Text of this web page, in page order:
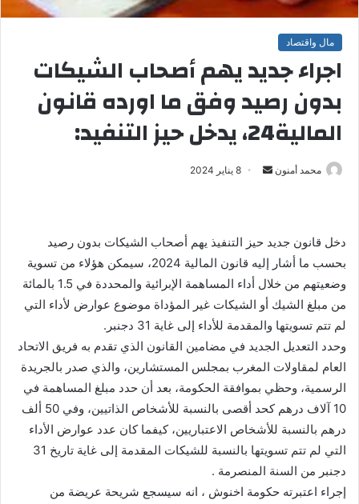
مال واقتصاد
اجراء جديد يهم أصحاب الشيكات
بدون رصيد وفق ما اورده قانون
المالية24، يدخل حيز التنفيد:
محمد أمنون
ب
ر
ي
د
ا
إ
ن
ي
ا
8 يناير 2024
دخل قانون جديد حيز التنفيذ يهم أصحاب الشيكات بدون رصيد
بحسب ما أشار إليه قانون المالية 2024، سيمكن هؤلاء من تسوية
وضعيتهم من خلال أداء المساهمة الإبرائية والمحددة في 1.5 بالمائة
من مبلغ الشيك أو الشيكات غير المؤداة موضوع عوارض لأداء التي
لم تتم تسويتها والمقدمة للأداء إلى غاية 31 دجنبر.
وحدد التعديل الجديد في مضامين القانون الذي تقدم به فريق الاتحاد
العام لمقاولات المغرب بمجلس المستشارين، والذي صدر بالجريدة
الرسمية، وحظي بموافقة الحكومة، بعد أن حدد مبلغ المساهمة في
10 آلاف درهم كحد أقصى بالنسبة للأشخاص الذاتيين، وفي 50 ألف
درهم بالنسبة للأشخاص الاعتباريين، كيفما كان عدد عوارض الأداء
التي لم تتم تسويتها بالنسبة للشيكات المقدمة إلى غاية تاريخ 31
دجنبر من السنة المنصرمة .
إجراء اعتبرته حكومة اخنوش ، انه سيسجع شريحة عريضة من